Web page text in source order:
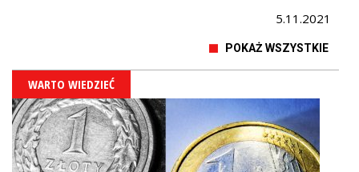
5.11.2021
POKAŻ WSZYSTKIE
WARTO WIEDZIEĆ